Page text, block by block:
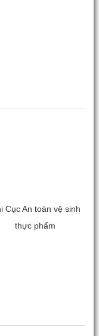
Cục An toàn vệ sinh
thực phẩm